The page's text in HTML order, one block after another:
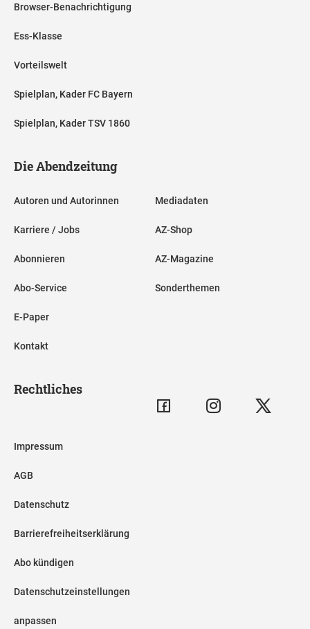
Browser-Benachrichtigung
Ess-Klasse
Vorteilswelt
Spielplan, Kader FC Bayern
Spielplan, Kader TSV 1860
Die Abendzeitung
Autoren und Autorinnen
Karriere / Jobs
Abonnieren
Abo-Service
E-Paper
Kontakt
Mediadaten
AZ-Shop
AZ-Magazine
Sonderthemen
Rechtliches
Impressum
AGB
Datenschutz
Barrierefreiheitserklärung
Abo kündigen
Datenschutzeinstellungen
anpassen